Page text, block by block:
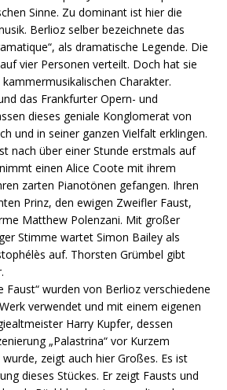
Sinne. Zu dominant ist hier die
Berlioz selber bezeichnete das
als dramatische Legende. Die
vier Personen verteilt. Doch hat sie
Charakter.
das Frankfurter Opern- und
dieses geniale Konglomerat von
und in seiner ganzen Vielfalt erklingen.
nach über einer Stunde erstmals auf
einen Alice Coote mit ihrem
zarten Pianotönen gefangen. Ihren
Prinz, den ewigen Zweifler Faust,
Matthew Polenzani. Mit großer
Stimme wartet Simon Bailey als
auf. Thorsten Grümbel gibt
Faust“ wurden von Berlioz verschiedene
verwendet und mit einem eigenen
Harry Kupfer, dessen
„Palastrina“ vor Kurzem
zeigt auch hier Großes. Es ist
dieses Stückes. Er zeigt Fausts und